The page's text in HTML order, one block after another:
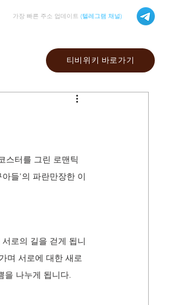
가장 빠른 주소 업데이트 (텔레그램 채널)
티비위키 바로가기
스터를 그린 로맨틱
들'의 파란만장한 이
로의 길을 걷게 됩니
며 서로에 대한 새로
을 나누게 됩니다.